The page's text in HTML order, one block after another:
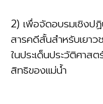
2) เพื่อจัดอบรมเชิงป
สารคดีสั้นสําหรับเยา
ในประเด็นประวัติศา
สิทธิของแม่น้ำ